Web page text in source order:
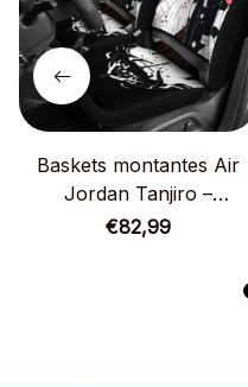
Baskets montantes Air
Jordan Tanjiro –
Chaussures montantes
€82,99